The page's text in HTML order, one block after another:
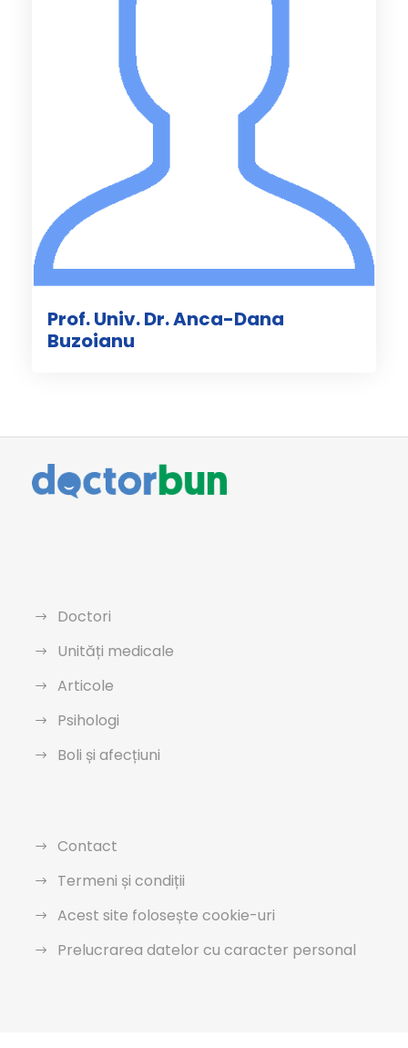
Prof. Univ. Dr. Anca-Dana
Buzoianu
Doctori
Unități medicale
Articole
Psihologi
Boli și afecțiuni
Contact
Termeni și condiții
Acest site folosește cookie-uri
Prelucrarea datelor cu caracter personal